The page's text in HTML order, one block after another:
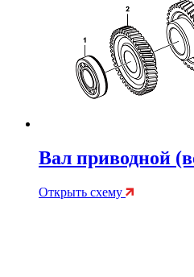
Вал приводной
Открыть схему